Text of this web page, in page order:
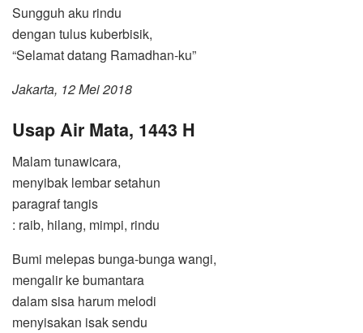
Sungguh aku rindu
dengan tulus kuberbisik,
“Selamat datang Ramadhan-ku”
Jakarta, 12 Mei 2018
Usap Air Mata, 1443 H
Malam tunawicara,
menyibak lembar setahun
paragraf tangis
: raib, hilang, mimpi, rindu
Bumi melepas bunga-bunga wangi,
mengalir ke bumantara
dalam sisa harum melodi
menyisakan isak sendu